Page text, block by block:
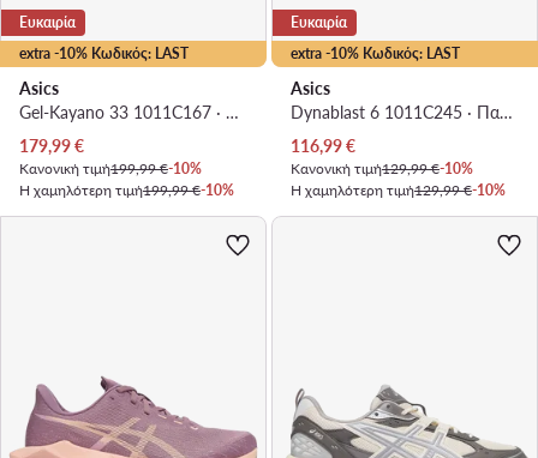
extra -10% Κωδικός: LAST
Ευκαιρία
Asics
Gel-Kayano 33 1011C167 · Παπούτσια για Τρέξιμο
Τρέχουσα τιμή
179,99€
Κανονική τιμή199,99 €-10%
Η χαμηλότερη τιμή199,99 €-10%
extra -10% Κωδικός: LAST
Ευκαιρία
Asics
Dynablast 6 1011C245 · Παπούτσια για Τρέξιμο
Τρέχουσα τιμή
116,99€
Κανονική τιμή129,99 €-10%
Η χαμηλότερη τιμή129,99 €-10%